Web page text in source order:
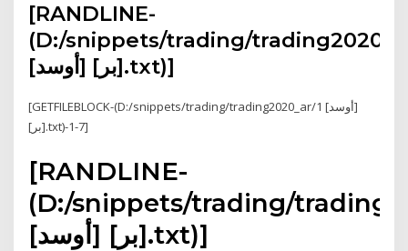
[RANDLINE-
(D:/snippets/trading/
[أوسد] [بر].txt)]
[GETFILEBLOCK-(D:/snippets/trading/trading2020_ar/1 [أوسد]
[بر].txt)-1-7]
[RANDLINE-
(D:/snippets/trading/
[أوسد] [بر].txt)]